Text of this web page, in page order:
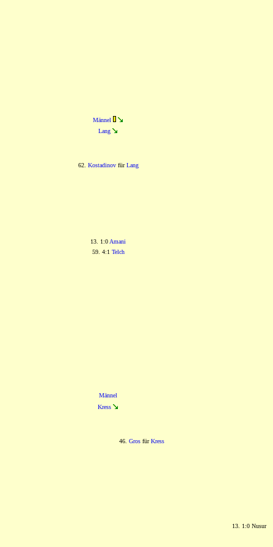
Männel
Lang
62. KostadinovfürLang
13. 1:0 Amani
59. 4:1 Telch
Männel
Kress
46. Gros fürKress
13. 1:0 Nusur